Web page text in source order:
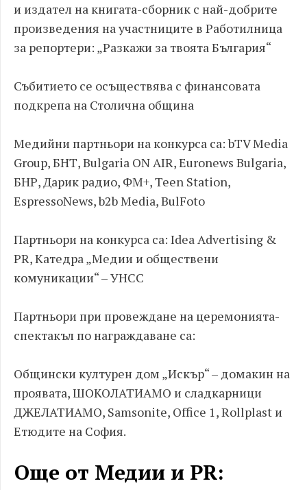
и издател на книгата-сборник с най-добрите
произведения на участниците в Работилница
за репортери: „Разкажи за твоята България“
Събитието се осъществява с финансовата
подкрепа на Столична община
Медийни партньори на конкурса са: bTV Media
Grоup, БНТ, Bulgaria ON AIR, Euronews Bulgaria,
БНР, Дарик радио, ФМ+, Teen Station,
EspressoNews, b2b Media, BulFoto
Партньори на конкурса са: Idea Advertising &
PR, Катедра „Медии и обществени
комуникации“ – УНСС
Партньори при провеждане на церемонията-
спектакъл по награждаване са:
Общински културен дом „Искър“ – домакин на
проявата, ШОКОЛАТИАМО и сладкарници
ДЖЕЛАТИАМО, Samsonite, Office 1, Rollplast и
Етюдите на София.
Още от Медии и PR: